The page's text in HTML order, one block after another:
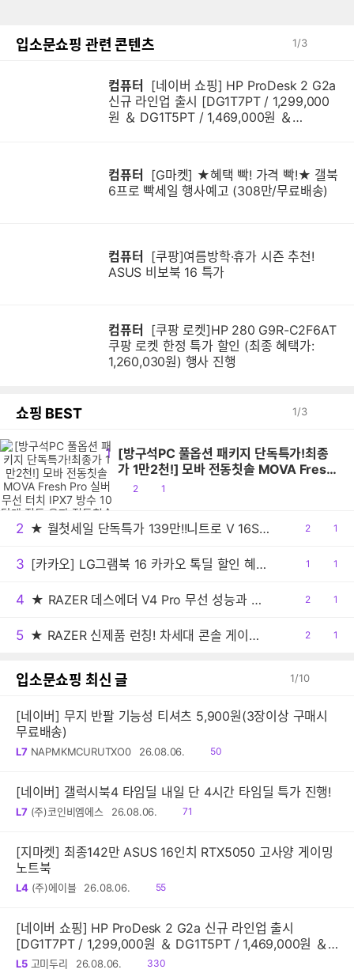
입소문쇼핑 관련 콘텐츠 1/3
컴퓨터
신규 라인업 출시 [DG1T7PT / 1,299,000
원 ＆ DG1T5PT / 1,469,000원 ＆
컴퓨터
6프로 빡세일 행사예고 (308만/무료배송)
컴퓨터
ASUS 비보북 16 특가
컴퓨터
쿠팡 로켓 한정 특가 할인 (최종 혜택가:
1,260,030원) 행사 진행
쇼핑 BEST 1/3
1 [방구석PC 풀옵션 패키지 단독특가!최종
가 1만2천!] 모바 전동칫솔 MOVA Fresh
Pro 실버 무선 터치 IPX7 방수 10단계 진
공
2
댓1
2 ★ 월첫세일 단독특가 139만!!니트로 V 16S AI 게이밍노트북 R7 260 RTX5060 512GB / 16GB
공
2
댓1
3 [카카오] LG그램북 16 카카오 톡딜 할인 혜택 16UD55U-GX5JK AI 노트북
공1
댓1
4 ★ RAZER 데스에더 V4 Pro 무선 성능과 초정밀 센서로 경쟁력 강화시킨 e스포츠 게이밍 마우스!!
공
2
댓1
5 ★ RAZER 신제품 런칭! 차세대 콘솔 게이밍 이어버드 '해머헤드 V3 X 하이퍼스피드' PS5 및 XBOX 에디션 출시!
공
2
댓1
입소문쇼핑 최신 글 1/10
[네이버] 무지 반팔 기능성 티셔츠 5,900원(3장이상 구매시
무료배송)
L7 NAPMKMCURUTXO0 26.08.06.
읽
50
[네이버] 갤럭시북4 타임딜 내일 단 4시간 타임딜 특가 진행!
L7 (주)코인비엠에스 26.08.06.
읽
71
[지마켓] 최종142만 ASUS 16인치 RTX5050 고사양 게이밍
노트북
L4 (주)에이블 26.08.06.
읽
55
[네이버 쇼핑] HP ProDesk 2 G2a 신규 라인업 출시
[DG1T7PT / 1,299,000원 ＆ DG1T5PT / 1,469,000원 ＆
DG1Q4PT / 1,599,000원]
L5 고미두리 26.08.06.
읽
330